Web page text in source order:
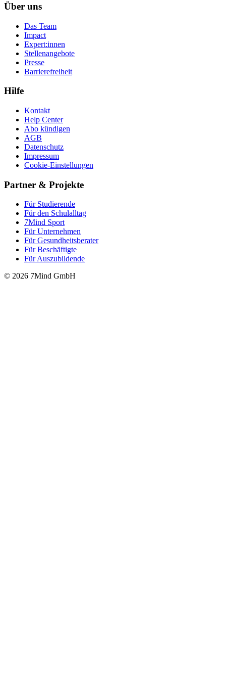
Über uns
Das Team
Impact
Expert:innen
Stellenangebote
Presse
Barrierefreiheit
Hilfe
Kontakt
Help Center
Abo kündigen
AGB
Datenschutz
Impressum
Cookie-Einstellungen
Partner & Projekte
Für Stu­die­rende
Für den Schulalltag
7Mind Sport
Für Unter­neh­men
Für Gesund­heits­be­ra­ter
Für Beschäftigte
Für Auszubildende
© 2026 7Mind GmbH